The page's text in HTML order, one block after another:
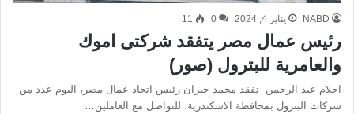
NABD يناير 4, 2024 0
11
رئيس عمال مصر يتفقد شركتى اموك
والعامرية للبترول (صور)
احلام عبد الرحمن تفقد محمد جبران رئيس اتحاد عمال مصر، اليوم عدد من
شركات البترول بمحافظة الاسكندرية، للتواصل مع العاملين…